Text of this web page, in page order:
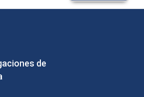
de